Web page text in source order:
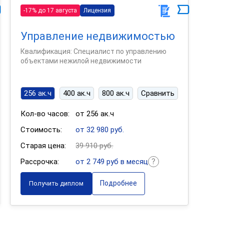
-17% до 17 августа Лицензия
Управление недвижимостью
Квалификация: Специалист по управлению
объектами нежилой недвижимости
256 ак.ч 400 ак.ч 800 ак.ч Сравнить
Кол-во часов:
от 256 ак.ч
Стоимость:
от 32 980 руб.
Старая цена:
39 910 руб.
Рассрочка:
от 2 749 руб в месяц
Получить диплом Подробнее